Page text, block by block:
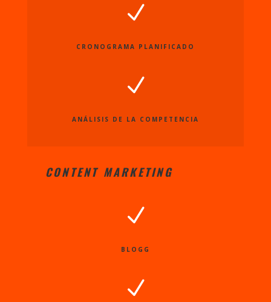
N
CRONOGRAMA PLANIFICADO
N
ANÁLISIS DE LA COMPETENCIA
CONTENT MARKETING
N
BLOGG
N